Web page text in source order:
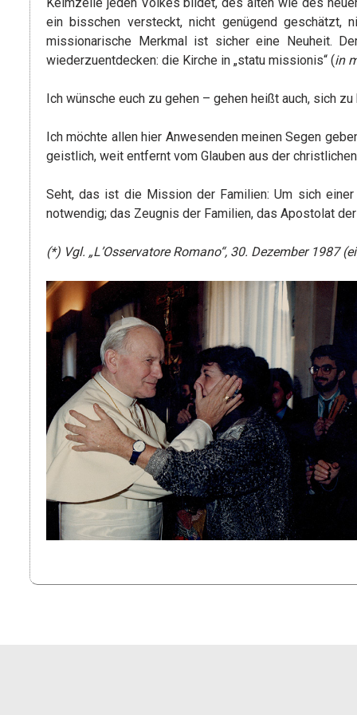
ein bisschen versteckt, nicht genügend geschätzt,
missionarische Merkmal ist sicher eine Neuheit.
wiederzuentdecken: die Kirche in „statu missionis“ (in
Ich wünsche euch zu gehen – gehen heißt auch, sich
Ich möchte allen hier Anwesenden meinen Segen
geistlich, weit entfernt vom Glauben aus der
Seht, das ist die Mission der Familien: Um sich
notwendig; das Zeugnis der Familien, das Apostolat
(*) Vgl. „L’Osservatore Romano“, 30. Dezember 1987